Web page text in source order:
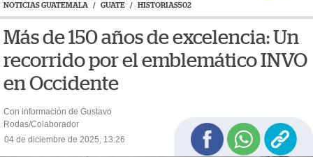
NOTICIAS GUATEMALA / GUATE / HISTORIAS502
Más de 150 años de excelencia: Un
recorrido por el emblemático INVO
en Occidente
Con información de Gustavo
Rodas/Colaborador
04 de diciembre de 2025, 13:26